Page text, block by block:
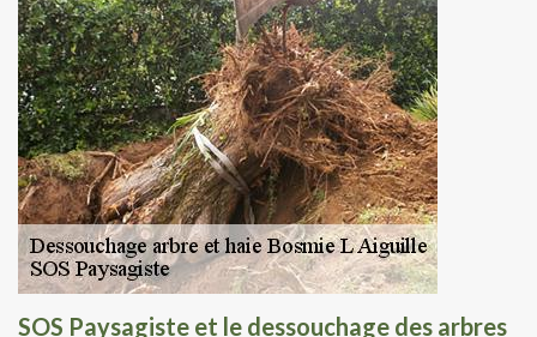
SOS Paysagiste et le dessouchage des arbres